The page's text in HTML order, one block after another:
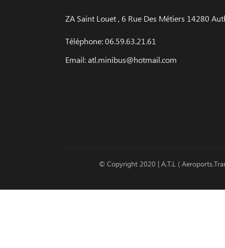
ZA Saint Louet , 6 Rue Des Métiers 14280
Téléphone: 06.59.63.21.61
Email: atl.minibus@hotmail.com
© Copyright 2020 | A.T.L (